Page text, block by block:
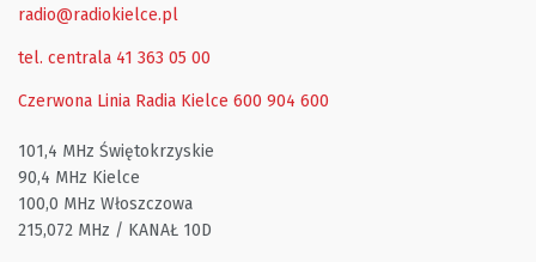
radio@radiokielce.pl
tel. centrala 41 363 05 00
Czerwona Linia Radia Kielce 600 904 600
101,4 MHz Świętokrzyskie
90,4 MHz Kielce
100,0 MHz Włoszczowa
215,072 MHz / KANAŁ 10D